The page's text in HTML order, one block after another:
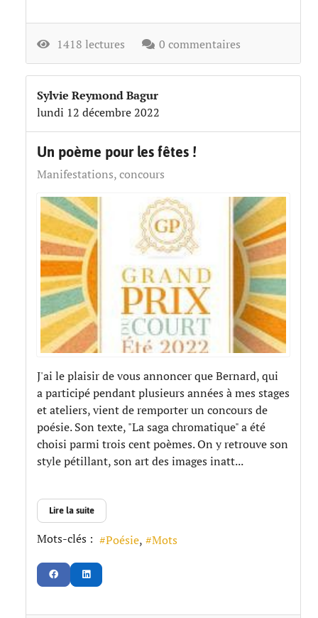
1418 lectures 0 commentaires
Sylvie Reymond Bagur
lundi 12 décembre 2022
Un poème pour les fêtes !
Manifestations, concours
J'ai le plaisir de vous annoncer que Bernard, qui
a participé pendant plusieurs années à mes stages
et ateliers, vient de remporter un concours de
poésie. Son texte, "La saga chromatique" a été
choisi parmi trois cent poèmes. On y retrouve son
style pétillant, son art des images inatt...
Lire la suite
Mots-clés : Poésie Mots